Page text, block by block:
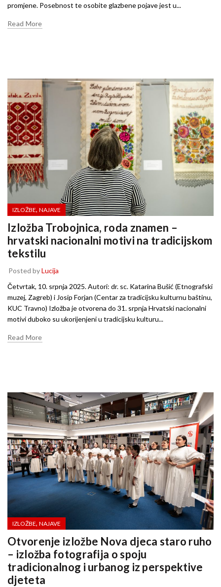
promjene. Posebnost te osobite glazbene pojave jest u...
Read More
IZLOŽBE, NAJAVE
Izložba Trobojnica, roda znamen –
hrvatski nacionalni motivi na tradicijskom
tekstilu
Posted byLucija
Četvrtak, 10. srpnja 2025. Autori: dr. sc. Katarina Bušić (Etnografski
muzej, Zagreb) i Josip Forjan (Centar za tradicijsku kulturnu baštinu,
KUC Travno) Izložba je otvorena do 31. srpnja Hrvatski nacionalni
motivi duboko su ukorijenjeni u tradicijsku kulturu...
Read More
IZLOŽBE, NAJAVE
Otvorenje izložbe Nova djeca staro ruho
– izložba fotografija o spoju
tradicionalnog i urbanog iz perspektive
djeteta